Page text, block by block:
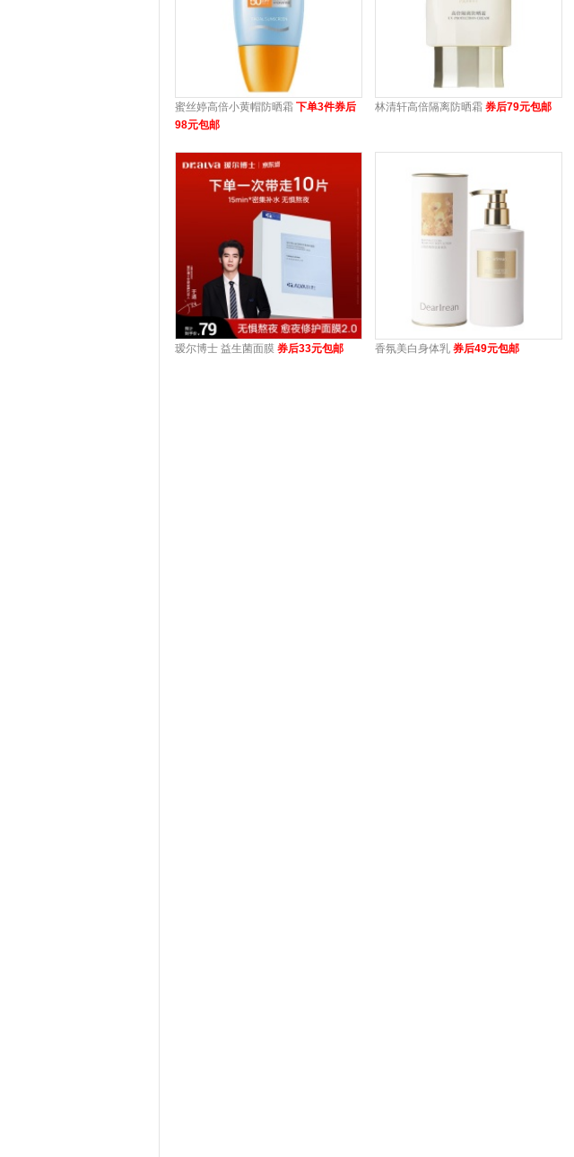
蜜丝婷高倍小黄帽防晒霜 下单3件券后
98元包邮
林清轩高倍隔离防晒霜 券后79元包邮
瑷尔博士 益生菌面膜 券后33元包邮 香氛美白身体乳 券后49元包邮